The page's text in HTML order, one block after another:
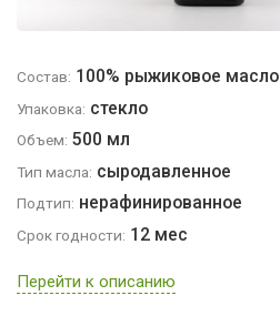
Состав: 100% рыжиковое масло
Упаковка: стекло
Объем: 500 мл
Тип масла: сыродавленное
Подтип: нерафинированное
Срок годности: 12 мес
Перейти к описанию